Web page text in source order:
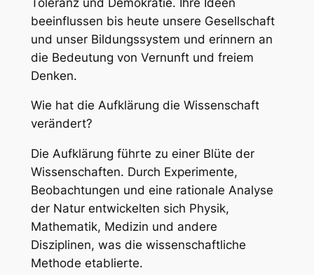
beeinflussen bis heute unsere Gesellschaft
und unser Bildungssystem und erinnern an
die Bedeutung von Vernunft und freiem
Denken.
Wie hat die Aufklärung die Wissenschaft
verändert?
Die Aufklärung führte zu einer Blüte der
Wissenschaften. Durch Experimente,
Beobachtungen und eine rationale Analyse
der Natur entwickelten sich Physik,
Mathematik, Medizin und andere
Disziplinen, was die wissenschaftliche
Methode etablierte.